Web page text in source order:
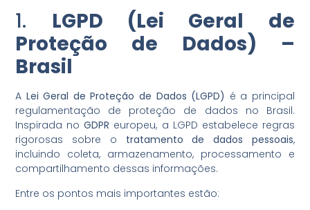
1. LGPD (Lei Geral de
Proteção de Dados) –
Brasil
A Lei Geral de Proteção de Dados (LGPD) é a principal
regulamentação de proteção de dados no Brasil.
Inspirada noGDPR europeu, a LGPD estabelece regras
rigorosas sobre o tratamento de dados pessoais,
incluindo coleta, armazenamento, processamento e
compartilhamento dessas informações.
Entre os pontos mais importantes estão: